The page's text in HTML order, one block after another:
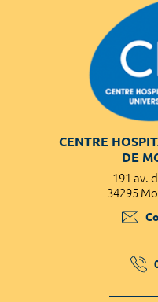
CENTRE
DE
191 av.
34295